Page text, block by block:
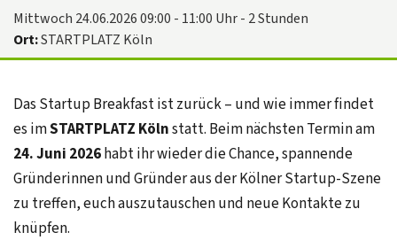
Mittwoch 24.06.2026 09:00 - 11:00 Uhr - 2 Stunden
Ort:STARTPLATZ Köln
Das Startup Breakfast ist zurück – und wie immer findet
es imSTARTPLATZ Kölnstatt. Beim nächsten Termin am
24. Juni 2026habt ihr wieder die Chance, spannende
Gründerinnen und Gründer aus der Kölner Startup-Szene
zu treffen, euch auszutauschen und neue Kontakte zu
knüpfen.